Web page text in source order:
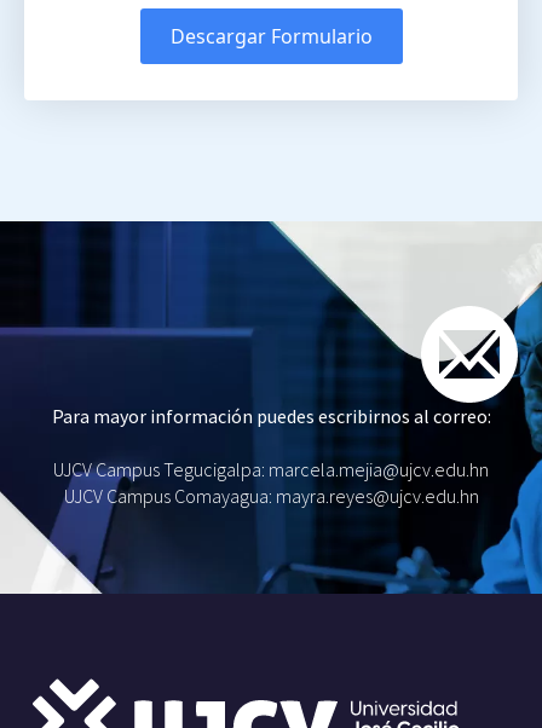
Descargar Formulario
Para mayor información puedes escribirnos al correo:
UJCV Campus Tegucigalpa: marcela.mejia@ujcv.edu.hn
UJCV Campus Comayagua: mayra.reyes@ujcv.edu.hn